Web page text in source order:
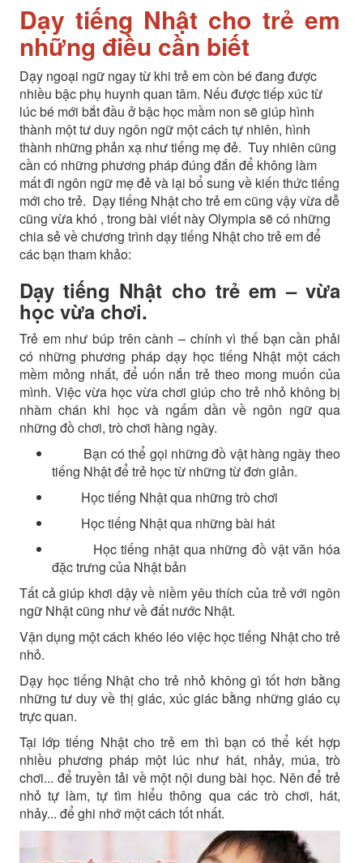
Dạy tiếng Nhật cho trẻ em
những điều cần biết
Dạy ngoại ngữ ngay từ khi trẻ em còn bé đang được
nhiều bậc phụ huynh quan tâm. Nếu được tiếp xúc từ
lúc bé mới bắt đầu ở bậc học mầm non sẽ giúp hình
thành một tư duy ngôn ngữ một cách tự nhiên, hình
thành những phản xạ như tiếng mẹ đẻ. Tuy nhiên cũng
cần có những phương pháp đúng đắn để không làm
mất đi ngôn ngữ mẹ đẻ và lại bổ sung về kiến thức tiếng
mới cho trẻ. Dạy tiếng Nhật cho trẻ em cũng vậy vừa dễ
cũng vừa khó , trong bài viết này Olympia sẽ có những
chia sẻ về chương trình dạy tiếng Nhật cho trẻ em để
các bạn tham khảo:
Dạy tiếng Nhật cho trẻ em – vừa
học vừa chơi.
Trẻ em như búp trên cành – chính vì thế bạn cần phải
có những phương pháp dạy học tiếng Nhật một cách
mềm mỏng nhất, để uốn nắn trẻ theo mong muốn của
mình. Việc vừa học vừa chơi giúp cho trẻ nhỏ không bị
nhàm chán khi học và ngấm dần về ngôn ngữ qua
những đồ chơi, trò chơi hàng ngày.
Bạn có thể gọi những đồ vật hàng ngày theo
tiếng Nhật để trẻ học từ những từ đơn giản.
Học tiếng Nhật qua những trò chơi
Học tiếng Nhật qua những bài hát
Học tiếng nhật qua những đồ vật văn hóa
đặc trưng của Nhật bản
Tất cả giúp khơi dậy về niềm yêu thích của trẻ với ngôn
ngữ Nhật cũng như về đất nước Nhật.
Vận dụng một cách khéo léo việc học tiếng Nhật cho trẻ
nhỏ.
Dạy học tiếng Nhật cho trẻ nhỏ không gì tốt hơn bằng
những tư duy về thị giác, xúc giác bằng những giáo cụ
trực quan.
Tại lớp tiếng Nhật cho trẻ em thì bạn có thể kết hợp
nhiều phương pháp một lúc như hát, nhảy, múa, trò
chơi... để truyền tải về một nội dung bài học. Nên để trẻ
nhỏ tự làm, tự tìm hiểu thông qua các trò chơi, hát,
nhảy... để ghi nhớ một cách tốt nhất.